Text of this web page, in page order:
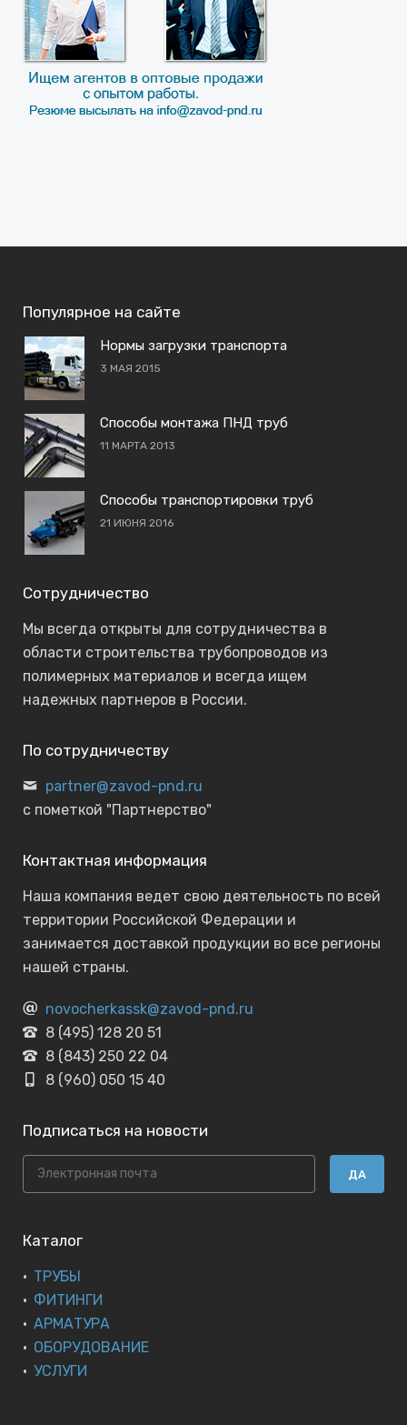
Популярное на сайте
Нормы загрузки транспорта
3 МАЯ 2015
Способы монтажа ПНД труб
11 МАРТА 2013
Способы транспортировки труб
21 ИЮНЯ 2016
Сотрудничество
Мы всегда открыты для сотрудничества в
области строительства трубопроводов из
полимерных материалов и всегда ищем
надежных партнеров в России.
По сотрудничеству
partner@zavod-pnd.ru
с пометкой "Партнерство"
Контактная информация
Наша компания ведет свою деятельность по всей
территории Российской Федерации и
занимается доставкой продукции во все регионы
нашей страны.
novocherkassk@zavod-pnd.ru
8 (495) 128 20 51
8 (843) 250 22 04
8 (960) 050 15 40
Подписаться на новости
ДА
Каталог
ТРУБЫ
ФИТИНГИ
АРМАТУРА
ОБОРУДОВАНИЕ
УСЛУГИ